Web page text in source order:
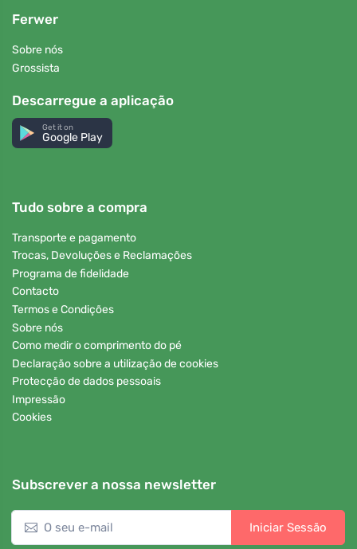
Ferwer
Sobre nós
Grossista
Descarregue a aplicação
Get it on
Google Play
Tudo sobre a compra
Transporte e pagamento
Trocas, Devoluções e Reclamações
Programa de fidelidade
Contacto
Termos e Condições
Sobre nós
Como medir o comprimento do pé
Declaração sobre a utilização de cookies
Protecção de dados pessoais
Impressão
Cookies
Subscrever a nossa newsletter
Iniciar Sessão